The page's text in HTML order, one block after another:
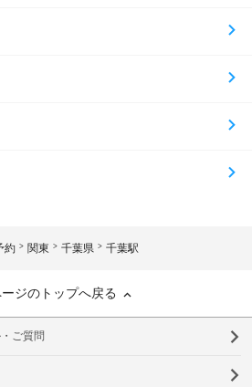
約 関東 千葉県 千葉駅
ジのトップへ戻る